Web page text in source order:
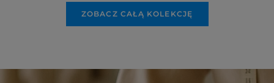
ZOBACZ CAŁĄ KOLEKCJĘ